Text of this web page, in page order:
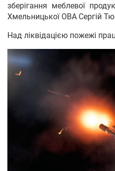
зберігання меблевої
Хмельницької ОВА Сергій
Над ліквідацією пожежі